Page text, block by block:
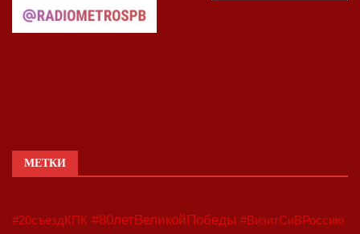
МЕТКИ
#20съездКПК #80летВеликойПобеды #ВизитСиВРоссию